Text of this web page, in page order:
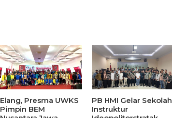
Elang, Presma UWKS
Pimpin BEM
PB HMI Gelar Sekolah
Instruktur